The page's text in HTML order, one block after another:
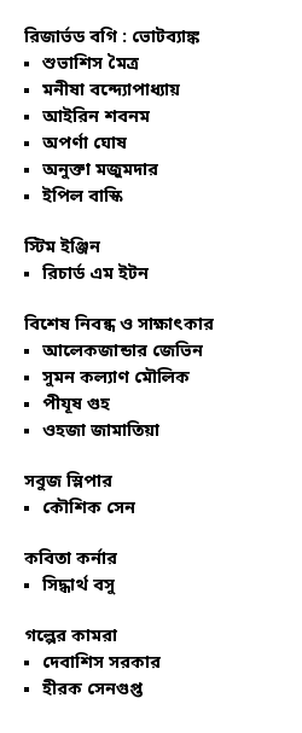
রিজার্ভড বগি : ভোটব্যাঙ্ক
শুভাশিস মৈত্র
মনীষা বন্দ্যোপাধ্যায়
আইরিন শবনম
অপর্ণা ঘোষ
অনুক্তা মজুমদার
ইপিল বাস্কি
স্টিম ইঞ্জিন
রিচার্ড এম ইটন
বিশেষ নিবন্ধ ও সাক্ষাৎকার
আলেকজান্ডার জেভিন
সুমন কল্যাণ মৌলিক
পীযূষ গুহ
ওহজা জামাতিয়া
সবুজ স্লিপার
কৌশিক সেন
কবিতা কর্নার
সিদ্ধার্থ বসু
গল্পের কামরা
দেবাশিস সরকার
হীরক সেনগুপ্ত